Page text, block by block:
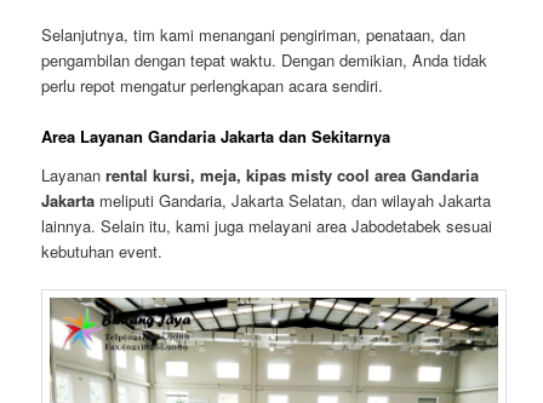
Selanjutnya, tim kami menangani pengiriman, penataan, dan
pengambilan dengan tepat waktu. Dengan demikian, Anda tidak
perlu repot mengatur perlengkapan acara sendiri.
Area Layanan Gandaria Jakarta dan Sekitarnya
Layananrental kursi, meja, kipas misty cool area Gandaria
Jakarta meliputi Gandaria, Jakarta Selatan, dan wilayah Jakarta
lainnya. Selain itu, kami juga melayani area Jabodetabek sesuai
kebutuhan event.